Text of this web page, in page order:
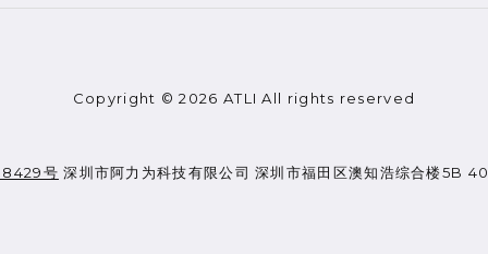
Copyright © 2026 ATLI All rights reserved
号 深圳市阿力为科技有限公司 深圳市福田区澳知浩综合楼5B